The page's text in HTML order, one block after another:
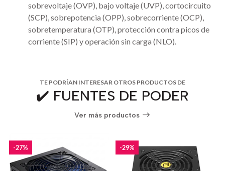
sobrevoltaje (OVP), bajo voltaje (UVP), cortocircuito
(SCP), sobrepotencia (OPP), sobrecorriente (OCP),
sobretemperatura (OTP), protección contra picos de
corriente (SIP) y operación sin carga (NLO).
TE PODRÍAN INTERESAR OTROS PRODUCTOS DE
✔️ FUENTES DE PODER
Ver más productos
-27% -29%